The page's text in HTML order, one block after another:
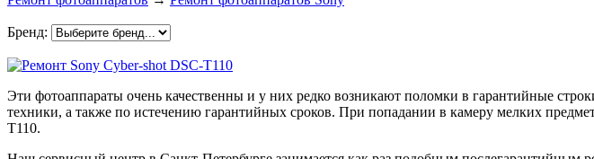
Бренд:
Эти фотоаппараты очень качественны и у них редко возникают поломки в гарантийные
техники, а также по истечению гарантийных сроков. При попадании в камеру мелких
T110.